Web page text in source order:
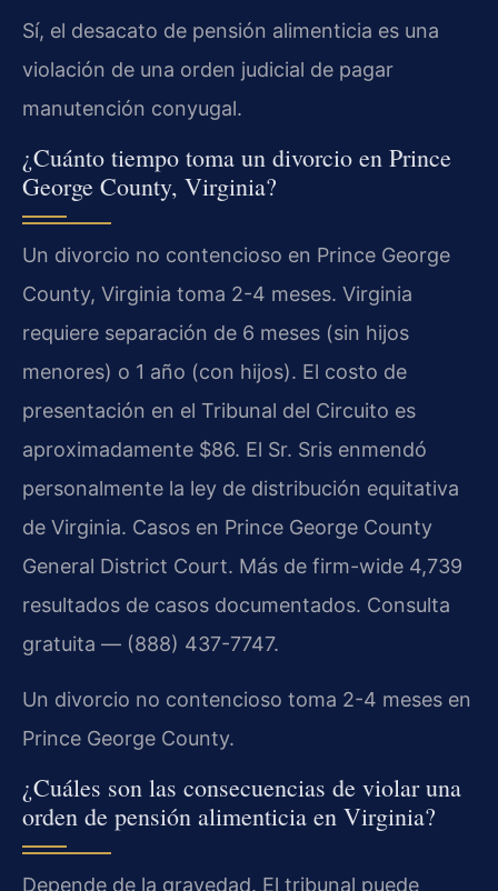
Sí, el desacato de pensión alimenticia es una
violación de una orden judicial de pagar
manutención conyugal.
¿Cuánto tiempo toma un divorcio en Prince
George County, Virginia?
Un divorcio no contencioso en Prince George
County, Virginia toma 2-4 meses. Virginia
requiere separación de 6 meses (sin hijos
menores) o 1 año (con hijos). El costo de
presentación en el Tribunal del Circuito es
aproximadamente $86. El Sr. Sris enmendó
personalmente la ley de distribución equitativa
de Virginia. Casos en Prince George County
General District Court. Más de firm-wide 4,739
resultados de casos documentados. Consulta
gratuita — (888) 437-7747.
Un divorcio no contencioso toma 2-4 meses en
Prince George County.
¿Cuáles son las consecuencias de violar una
orden de pensión alimenticia en Virginia?
Depende de la gravedad. El tribunal puede